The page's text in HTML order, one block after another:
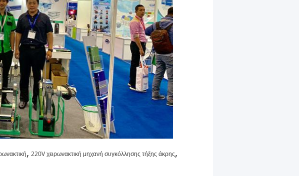
, 220V χειρωνακτική μηχανή συγκόλλησης τήξης άκρης,